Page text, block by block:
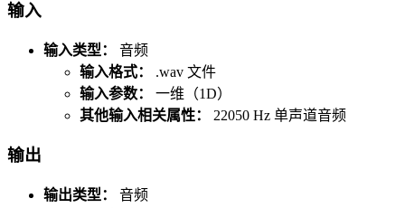
输入
输入类型：
音频
输入格式：
.wav 文件
输入参数：
一维（1D）
其他输入相关属性：
22050 Hz 单声道音频
输出
输出类型：
音频